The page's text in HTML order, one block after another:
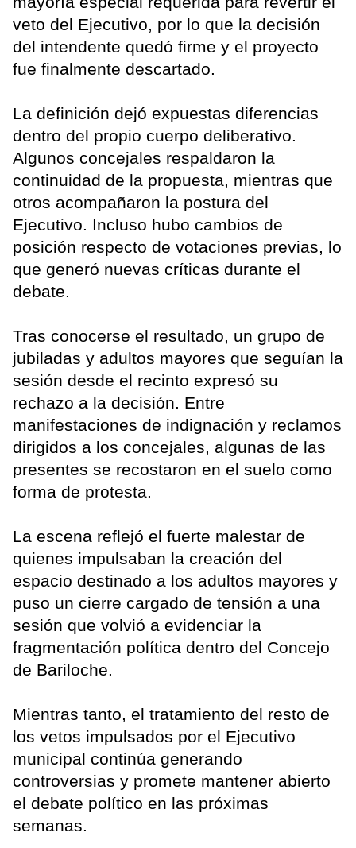
veto del Ejecutivo, por lo que la decisión
del intendente quedó firme y el proyecto
fue finalmente descartado.
La definición dejó expuestas diferencias
dentro del propio cuerpo deliberativo.
Algunos concejales respaldaron la
continuidad de la propuesta, mientras que
otros acompañaron la postura del
Ejecutivo. Incluso hubo cambios de
posición respecto de votaciones previas, lo
que generó nuevas críticas durante el
debate.
Tras conocerse el resultado, un grupo de
jubiladas y adultos mayores que seguían la
sesión desde el recinto expresó su
rechazo a la decisión. Entre
manifestaciones de indignación y reclamos
dirigidos a los concejales, algunas de las
presentes se recostaron en el suelo como
forma de protesta.
La escena reflejó el fuerte malestar de
quienes impulsaban la creación del
espacio destinado a los adultos mayores y
puso un cierre cargado de tensión a una
sesión que volvió a evidenciar la
fragmentación política dentro del Concejo
de Bariloche.
Mientras tanto, el tratamiento del resto de
los vetos impulsados por el Ejecutivo
municipal continúa generando
controversias y promete mantener abierto
el debate político en las próximas
semanas.